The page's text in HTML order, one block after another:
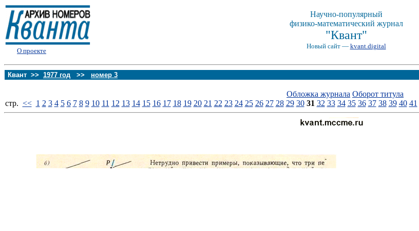
О проекте
Научно-популярный
физико-математический журнал
"Квант"
Новый сайт — kvant.digital
Квант >> 1977 год >> номер 3
Обложка журнала Оборот титула
стp. << 1 2 3 4 5 6 7 8 9 10 11 12 13 14 15 16 17 18 19 20 21 22 23 24 25 26 27 28 29 30 31 32 33 34 35 36 37 38 39 40 41